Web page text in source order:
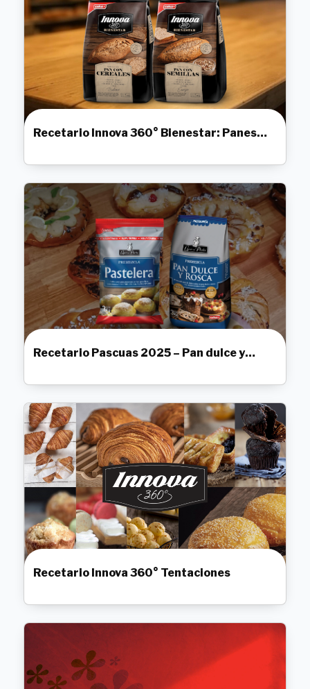
Recetario Innova 360° Bienestar: Panes
Recetario Pascuas 2025 – Pan dulce y
Recetario Innova 360° Tentaciones